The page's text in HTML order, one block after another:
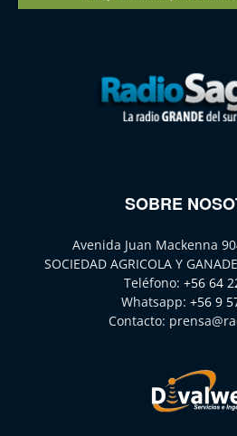
SOBRE
Avenida Juan Mackenna
SOCIEDAD AGRICOLA Y
Teléfono: +56 64
Whatsapp: +56 9
Contacto: